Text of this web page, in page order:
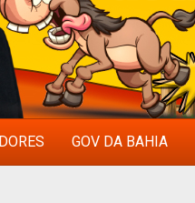
GOV DA BAHIA